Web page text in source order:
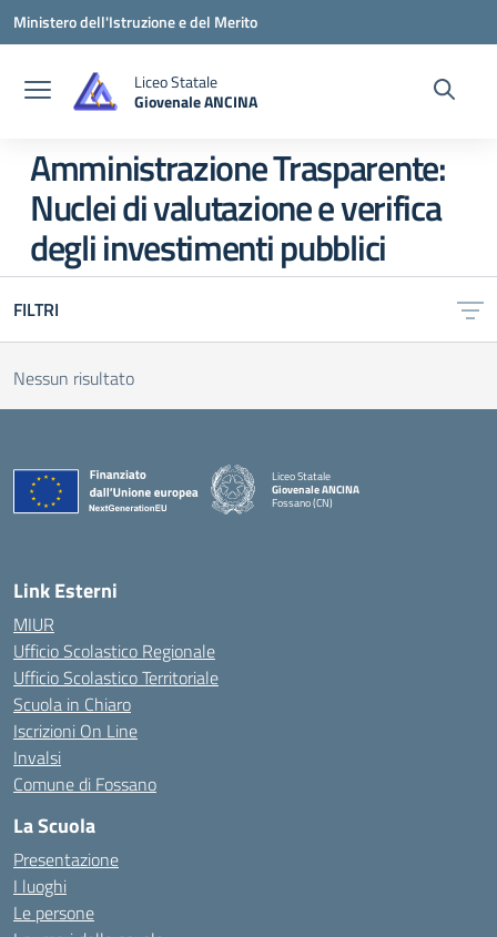
Vai ai contenuti
Vai al menu di navigazione
Vai al footer
Ministero dell'Istruzione e del Merito
Liceo Statale
Giovenale ANCINA
Amministrazione Trasparente:
Nuclei di valutazione e verifica
degli investimenti pubblici
FILTRI
Nessun risultato
Liceo Statale
Giovenale ANCINA
Fossano (CN)
Link Esterni
MIUR
Ufficio Scolastico Regionale
Ufficio Scolastico Territoriale
Scuola in Chiaro
Iscrizioni On Line
Invalsi
Comune di Fossano
La Scuola
Presentazione
I luoghi
Le persone